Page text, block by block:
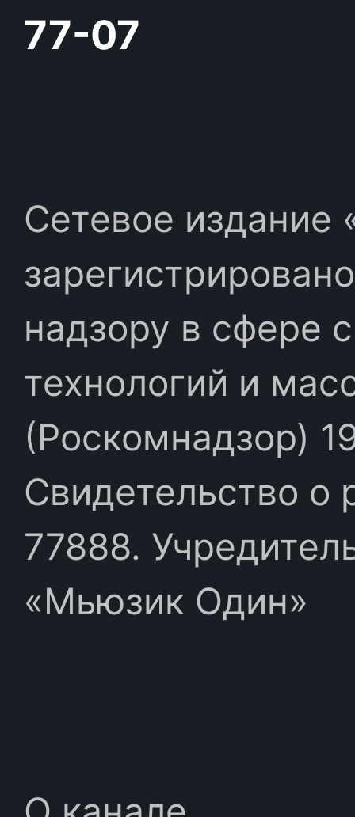
77-07
Сетевое издание
надзору в сфере
технологий и
(Роскомнадзор)
Свидетельство
77888.
«Мьюзик Один»